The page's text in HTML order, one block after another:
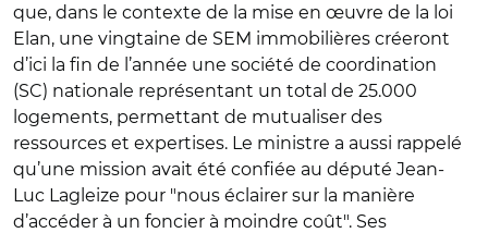
que, dans le contexte de la mise en œuvre de la loi
Elan, une vingtaine de SEM immobilières créeront
d’ici la fin de l’année une société de coordination
(SC) nationale représentant un total de 25.000
logements, permettant de mutualiser des
ressources et expertises. Le ministre a aussi rappelé
qu’une mission avait été confiée au député Jean-
Luc Lagleize pour "nous éclairer sur la manière
d’accéder à un foncier à moindre coût". Ses